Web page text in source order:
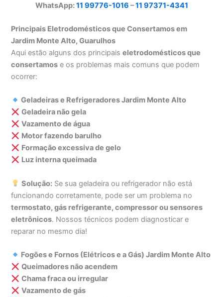
WhatsApp:11 99776-1016 –11 97371-4341
Principais Eletrodomésticos que Consertamos em
Jardim Monte Alto, Guarulhos
Aqui estão alguns dos principaiseletrodomésticos que
consertamos e os problemas mais comuns que podem
ocorrer:
Geladeiras e Refrigeradores Jardim Monte Alto
Geladeira não gela
Vazamento de água
Motor fazendo barulho
Formação excessiva de gelo
Luz interna queimada
Solução: Se sua geladeira ou refrigerador não está
funcionando corretamente, pode ser um problema no
termostato, gás refrigerante, compressor ou sensores
eletrônicos. Nossos técnicos podem diagnosticar e
reparar no mesmo dia!
Fogões e Fornos (Elétricos e a Gás) Jardim Monte Alto
Queimadores não acendem
Chama fraca ou irregular
Vazamento de gás